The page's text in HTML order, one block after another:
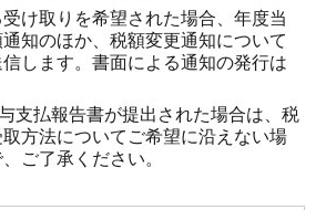
け取りを希望された場合、年度当
知のほか、税額変更通知について
します。書面による通知の発行は
支払報告書が提出された場合は、税
方法についてご希望に沿えない場
ご了承ください。